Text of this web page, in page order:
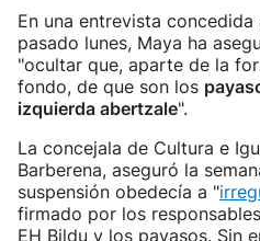
En una entrevista concedida
pasado lunes, Maya ha
"ocultar que, aparte de la
fondo, de que son los
izquierda abertzale".
La concejala de Cultura e
Barberena, aseguró la
suspensión obedecía a "
firmado por los
EH Bildu y los payasos. Sin